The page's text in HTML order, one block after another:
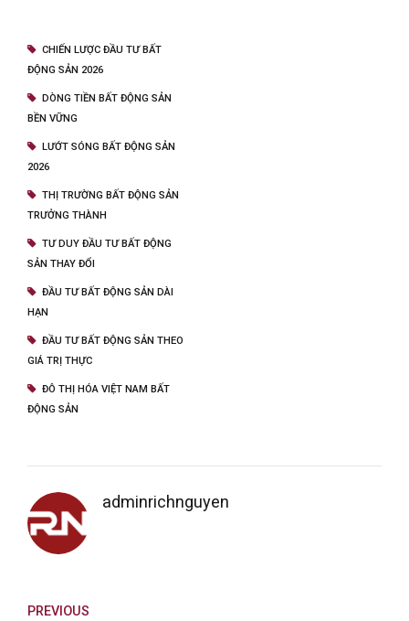
CHIẾN LƯỢC ĐẦU TƯ BẤT
ĐỘNG SẢN 2026
DÒNG TIỀN BẤT ĐỘNG SẢN
BỀN VỮNG
LƯỚT SÓNG BẤT ĐỘNG SẢN
2026
THỊ TRƯỜNG BẤT ĐỘNG SẢN
TRƯỞNG THÀNH
TƯ DUY ĐẦU TƯ BẤT ĐỘNG
SẢN THAY ĐỔI
ĐẦU TƯ BẤT ĐỘNG SẢN DÀI
HẠN
ĐẦU TƯ BẤT ĐỘNG SẢN THEO
GIÁ TRỊ THỰC
ĐÔ THỊ HÓA VIỆT NAM BẤT
ĐỘNG SẢN
adminrichnguyen
PREVIOUS